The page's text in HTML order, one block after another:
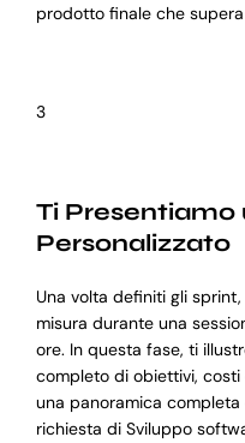
prodotto finale che
3
Ti Presentiamo
Personalizzato
Una volta definiti gli
misura durante una
ore. In questa fase, ti
completo di obiettivi,
una panoramica
richiesta di Sviluppo